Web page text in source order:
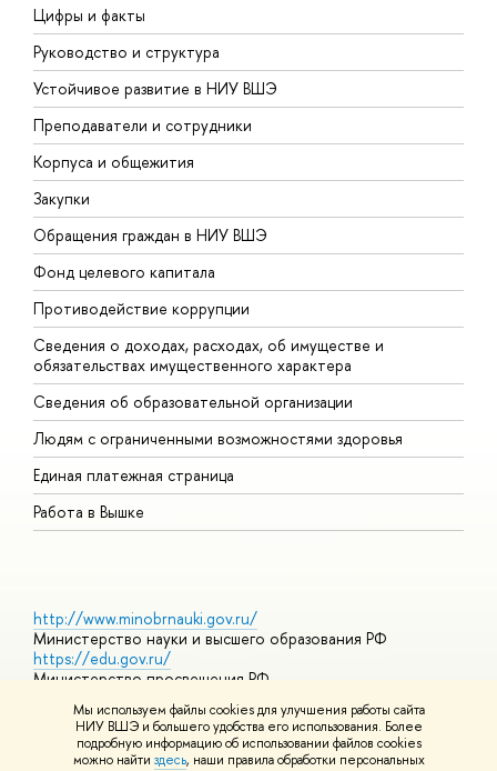
Мы используем файлы cookies для улучшения работы сайта
НИУ ВШЭ и большего удобства его использования. Более
подробную информацию об использовании файлов cookies
можно найти здесь, наши правила обработки персональных
Цифры и факты
Руководство и структура
Устойчивое развитие в НИУ ВШЭ
Преподаватели и сотрудники
Корпуса и общежития
Закупки
Обращения граждан в НИУ ВШЭ
Фонд целевого капитала
Противодействие коррупции
Сведения о доходах, расходах, об имуществе и
обязательствах имущественного характера
Сведения об образовательной организации
Людям с ограниченными возможностями здоровья
Единая платежная страница
Работа в Вышке
http://www.minobrnauki.gov.ru/
Министерство науки и высшего образования РФ
https://edu.gov.ru/
Министерство просвещения РФ
https://elearning.hse.ru/mooc
Массовые открытые онлайн-курсы